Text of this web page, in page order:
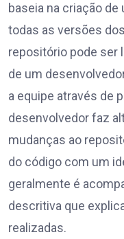
baseia na criação
todas as versões
repositório pode ser
de um
a equipe através de
desenvolvedor faz
mudanças ao
do código com um
geralmente é
descritiva que
realizadas.